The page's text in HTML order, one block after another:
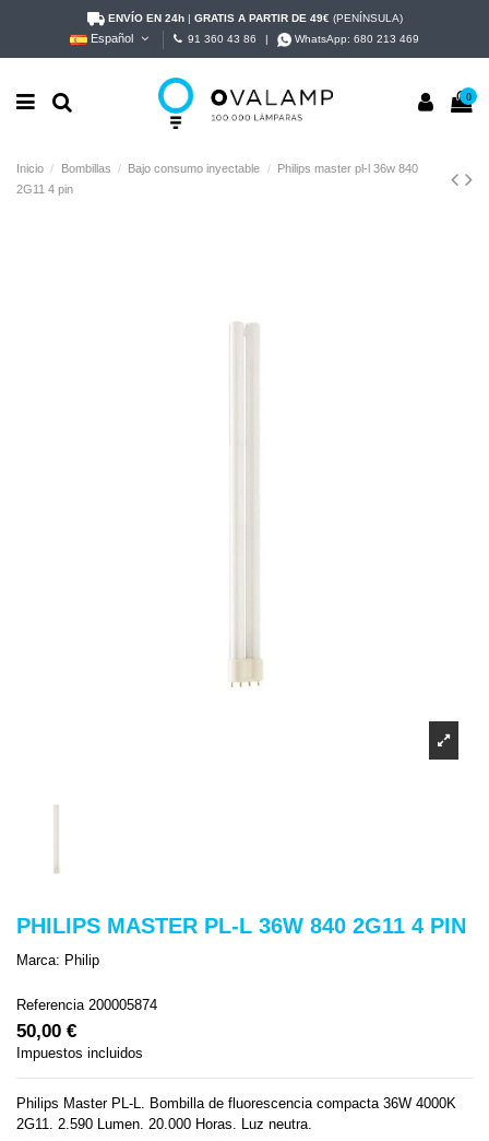
ENVÍO EN 24h| GRATIS A PARTIR DE 49€ (PENÍNSULA)
Español 91 360 43 86 WhatsApp:680 213 469
0
Inicio Bombillas Bajo consumo inyectable
Philips master pl-l 36w 840
2G11 4 pin
PHILIPS MASTER PL-L 36W 840 2G11 4 PIN
Marca: Philip
Referencia 200005874
50,00 €
Impuestos incluidos
Philips Master PL-L. Bombilla de fluorescencia compacta 36W 4000K
2G11. 2.590 Lumen. 20.000 Horas. Luz neutra.